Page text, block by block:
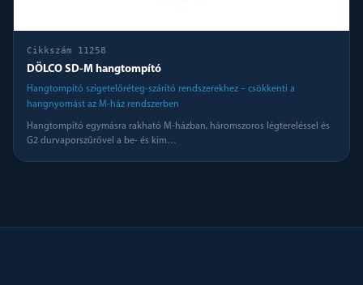
Cikkszám 11258
DÖLCO SD-M hangtompító
Hangtompító szigetelőréteg-szárító rendszerekhez – csökkenti a
hangnyomást az M-ház rendszerben
Hangtompító egymásra rakható M-házban, háromszoros légtereléssel és
G2 durvaporszűrővel a be- és kim…